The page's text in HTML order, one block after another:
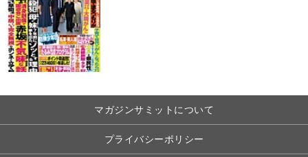
マガジンサミットについて
プライバシーポリシー